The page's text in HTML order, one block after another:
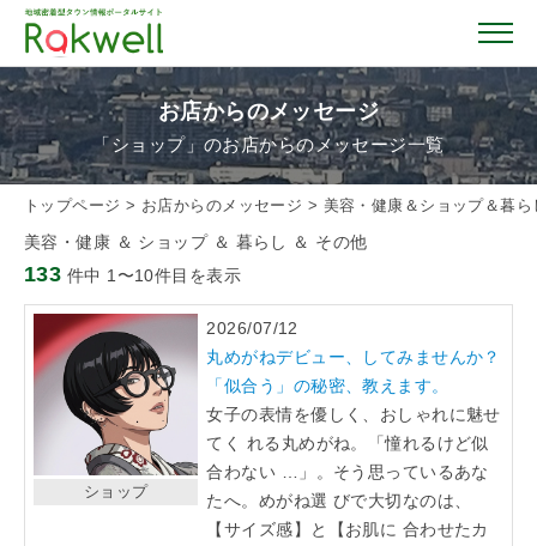
トップページ
お店を探す
イベント情報
クーポン情報
おすすめガイド
お店からのメッセージ
「ショップ」のお店からのメッセージ一覧
トップページ > お店からのメッセージ > 美容・健康＆ショップ＆暮
美容・健康 ＆ ショップ ＆ 暮らし ＆ その他
133 件中 1〜10件目を表示
2026/07/12
丸めがねデビュー、してみませんか？
「似合う」の秘密、教えます。
女子の表情を優しく、おしゃれに魅せ
てく れる丸めがね。「憧れるけど似
合わない …」。そう思っているあな
たへ。めがね選 びで大切なのは、
【サイズ感】と【お肌に 合わせたカ
ショップ